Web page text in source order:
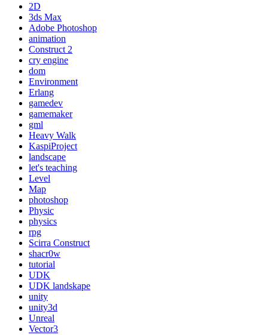
2D
3ds Max
Adobe Photoshop
animation
Construct 2
cry engine
dom
Environment
Erlang
gamedev
gamemaker
gml
Heavy Walk
KaspiProject
landscape
let's teaching
Level
Map
photoshop
Physic
physics
rpg
Scirra Construct
shacr0w
tutorial
UDK
UDK landskape
unity
unity3d
Unreal
Vector3